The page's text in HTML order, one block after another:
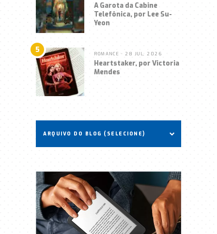
A Garota da Cabine
Telefônica, por Lee Su-
Yeon
5 ROMANCE • 28 JUL, 2026
Heartstaker, por Victoria
Mendes
ARQUIVO DO BLOG (SELECIONE)